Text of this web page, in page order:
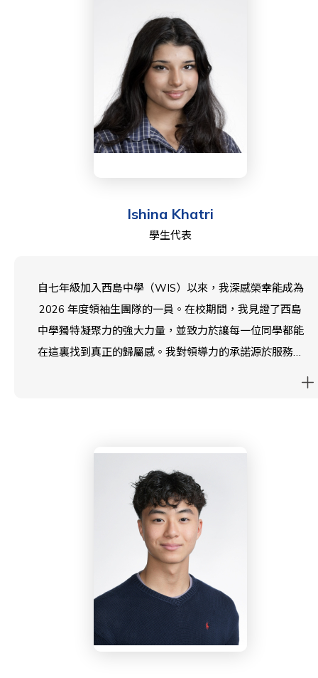
園。
Ishina Khatri
學生代表
自七年級加入西島中學（WIS）以來，我深感榮幸能成為
2026 年度領袖生團隊的一員。在校期間，我見證了西島
中學獨特凝聚力的強大力量，並致力於讓每一位同學都能
在這裏找到真正的歸屬感。我對領導力的承諾源於服務與
於讓所有年級的同學都參與到我們的倡議中，確保校園裏
最年輕的成員能與高年級學長一樣擁有發聲的機會。我
2026 年的目標是縮小「想法」與「實踐」之間的距離，
將建議轉化為切實的改進。攜手共進，我們可以讓學校成
為一個讓每種聲音都被聽見、被重視的地方。